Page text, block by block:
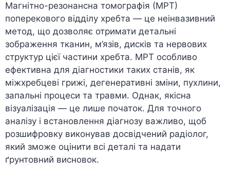
Магнітно-резонансна томографія (МРТ)
поперекового відділу хребта — це неінвазивний
метод, що дозволяє отримати детальні
зображення тканин, м’язів, дисків та нервових
структур цієї частини хребта. МРТ особливо
ефективна для діагностики таких станів, як
міжхребцеві грижі, дегенеративні зміни, пухлини,
запальні процеси та травми. Однак, якісна
візуалізація — це лише початок. Для точного
аналізу і встановлення діагнозу важливо, щоб
розшифровку виконував досвідчений радіолог,
який зможе оцінити всі деталі та надати
ґрунтовний висновок.